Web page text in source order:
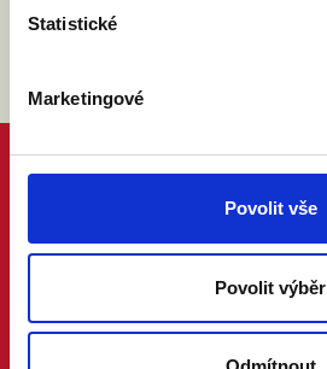
Statistické
Marketingové
Povolit vše
Povolit výběr